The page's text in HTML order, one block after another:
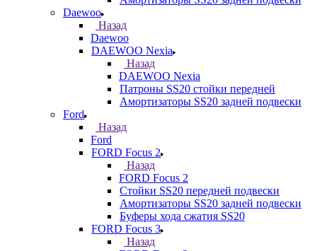
Daewoo
Назад
Daewoo
DAEWOO Nexia
Назад
DAEWOO Nexia
Патроны SS20 стойки передней
Амортизаторы SS20 задней подвески
Ford
Назад
Ford
FORD Focus 2
Назад
FORD Focus 2
Стойки SS20 передней подвески
Амортизаторы SS20 задней подвески
Буферы хода сжатия SS20
FORD Focus 3
Назад